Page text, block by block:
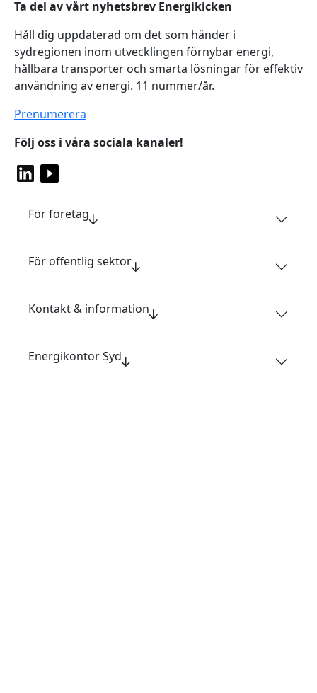
Ta del av vårt nyhetsbrev Energikicken
Håll dig uppdaterad om det som händer i
sydregionen inom utvecklingen förnybar energi,
hållbara transporter och smarta lösningar för effektiv
användning av energi. 11 nummer/år.
Prenumerera
Följ oss i våra sociala kanaler!
För företag
För offentlig sektor
Kontakt & information
Energikontor Syd